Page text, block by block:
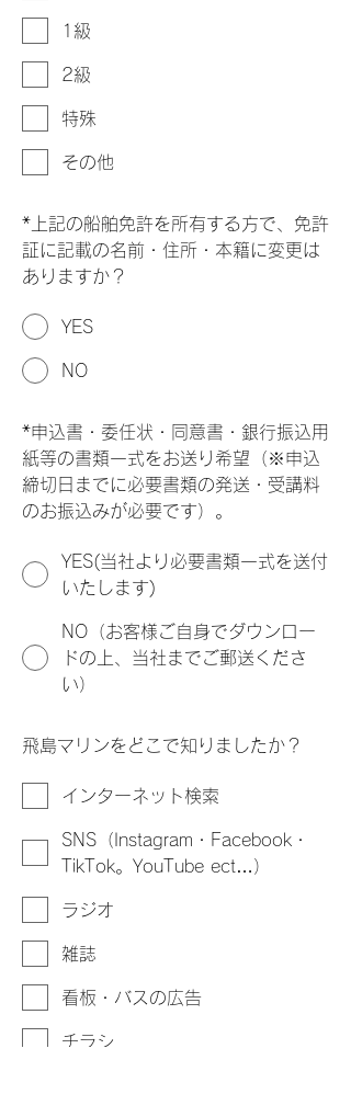
1級
2級
特殊
その他
* 上記の船舶免許を所有する方で、免許
証に記載の名前・住所・本籍に変更は
ありますか？
YES
NO
*申込書・委任状・同意書・銀行振込用
紙等の書類一式をお送り希望（※申込
締切日までに必要書類の発送・受講料
のお振込みが必要です）。
YES(当社より必要書類一式を送付
いたします)
NO（お客様ご自身でダウンロー
ドの上、当社までご郵送くださ
い）
飛島マリンをどこで知りましたか？
インターネット検索
SNS（Instagram・Facebook・
TikTok。YouTube ect…）
ラジオ
雑誌
看板・バスの広告
チラシ